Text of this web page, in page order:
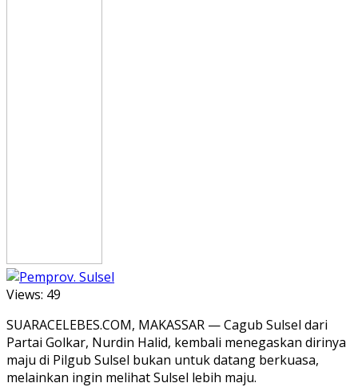
Views: 49
SUARACELEBES.COM, MAKASSAR — Cagub Sulsel dari
Partai Golkar, Nurdin Halid, kembali menegaskan dirinya
maju di Pilgub Sulsel bukan untuk datang berkuasa,
melainkan ingin melihat Sulsel lebih maju.